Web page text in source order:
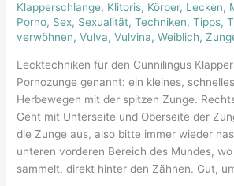
Klapperschlange, Klitoris, Körper, Lecken,
Porno, Sex, Sexualität,Techniken,Tipps,
verwöhnen,Vulva,Vulvina,Weiblich,
Lecktechniken für den Cunnilingus
Pornozunge genannt: ein kleines,
Herbewegen mit der spitzen Zunge.
Geht mit Unterseite und Oberseite der
die Zunge aus, also bitte immer wieder
unteren vorderen Bereich des Mundes,
sammelt, direkt hinter den Zähnen. Gut,